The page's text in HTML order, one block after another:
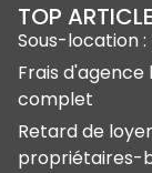
TOP ARTICLE
Sous-location
Frais d'agence
complet
Retard de
propriétaires-